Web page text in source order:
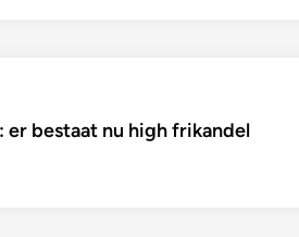
er bestaat nu high frikandel